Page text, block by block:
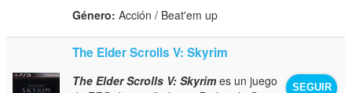
Género: Acción / Beat'em up
The Elder Scrolls V: Skyrim
SEGUIR
The Elder Scrolls V: Skyrimes un juego